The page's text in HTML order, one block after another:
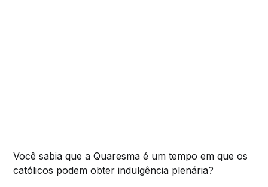
Você sabia que a Quaresma é um tempo em que os
católicos podem obter indulgência plenária?